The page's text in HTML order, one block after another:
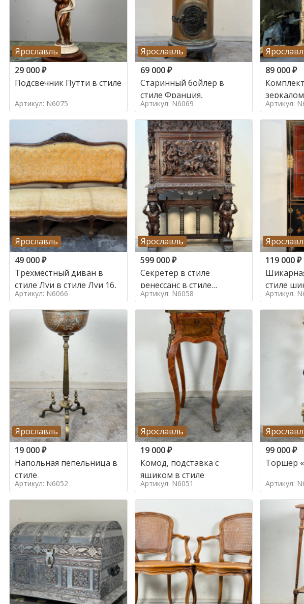
Ярославль
29 000₽
Подсвечник Путти в стиле
Артикул: N6075
Ярославль
69 000₽
Старинный бойлер в
стиле Франция,
Артикул: N6069
89 000₽
Артикул:
Ярославль
49 000₽
Трехместный диван в
стиле Луи в стиле Луи 16,
Артикул: N6066
Ярославль
599 000₽
Секретер в стиле
ренессанс в стиле
ренессанс, 19 век
Артикул: N6058
119 000₽
стиле
Артикул:
Ярославль
19 000₽
Напольная пепельница в
стиле
Артикул: N6052
Ярославль
19 000₽
Комод, подставка с
ящиком в стиле
Артикул: N6051
99 000₽
Торшер
Артикул: